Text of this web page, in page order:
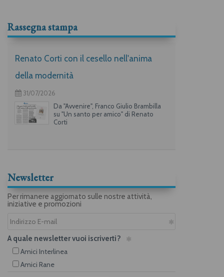
Rassegna stampa
Renato Corti con il cesello nell'anima
della modernità
31/07/2026
Da "Avvenire", Franco Giulio Brambilla
su "Un santo per amico" di Renato
Corti
Newsletter
Per rimanere aggiornato sulle nostre attività,
iniziative e promozioni
A quale newsletter vuoi iscriverti?
Amici Interlinea
Amici Rane